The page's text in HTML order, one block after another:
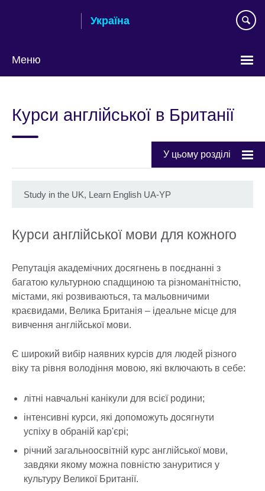
Україна
Меню
language
Курси англійської в Британії
У цьому розділі
Study in the UK, Learn English UA-YP
Курси англійської мови для кожного
Репутація академічних досягнень в поєднанні з
багатою культурною спадщиною та різноманітністю,
містами, які розвиваються, та мальовничими
краєвидами, Велика Британія – ідеальне місце для
вивчення англійської мови.
Є широкий вибір наявних курсів для людей різного
віку та рівня володіння мовою, які включають в себе:
літні навчальні канікули для всієї родини;
інтенсивні курси, які допоможуть досягнути
успіху в обраній кар'єрі;
річний загальноосвітній курс англійської мови,
завдяки якому можна повністю зануритися у
культуру Великої Британії.